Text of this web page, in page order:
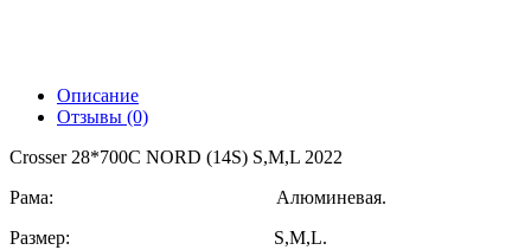
Описание
Отзывы (0)
Crosser 28*700С NORD (14S) S,M,L 2022
Рама: Алюминевая.
Размер: S,M,L.